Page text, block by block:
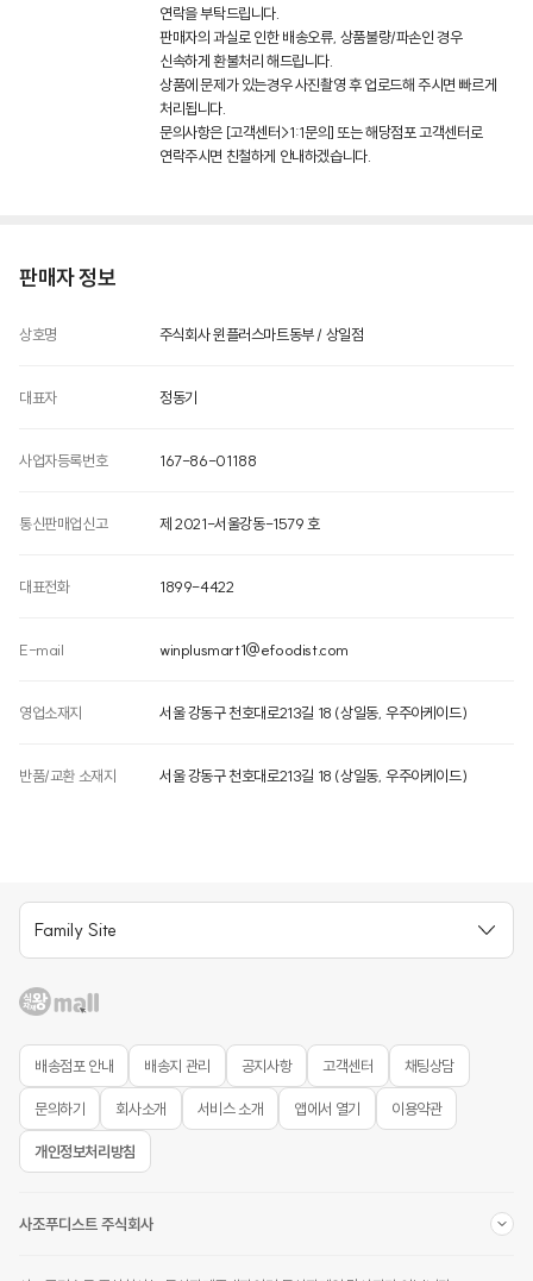
소비기한, 유통기한 또는 품질유지기한
소비기한, 유통기한 또는 품질유지기한이 90일 이상 남은 상품을 배송합니다.
포장단위별 내용물의 용량(중량)
상품상세정보 참조
상품상세정보 참조
상품상세정보 참조
상품상세정보 참조
수입식품안전관리특별법에 따른 수입신고를 필함
소비자상담 관련 전화번호
연락을 부탁드립니다.
판매자의 과실로 인한 배송오류, 상품불량/파손인 경우
신속하게 환불처리 해드립니다.
상품에 문제가 있는경우 사진촬영 후 업로드해 주시면 빠르게
처리됩니다.
문의사항은 [고객센터>1:1문의] 또는 해당점포 고객센터로
연락주시면 친철하게 안내하겠습니다.
판매자 정보
상호명 주식회사 윈플러스마트동부 / 상일점
대표자 정동기
사업자등록번호 167-86-01188
통신판매업신고 제 2021-서울강동-1579 호
대표전화 1899-4422
E-mail winplusmart1@efoodist.com
영업소재지 서울 강동구 천호대로213길 18 (상일동, 우주아케이드)
반품/교환 소재지 서울 강동구 천호대로213길 18 (상일동, 우주아케이드)
Family Site
배송점포 안내 배송지 관리 공지사항 고객센터 채팅상담
문의하기 회사소개 서비스 소개 앱에서 열기 이용약관
개인정보처리방침
사조푸디스트 주식회사